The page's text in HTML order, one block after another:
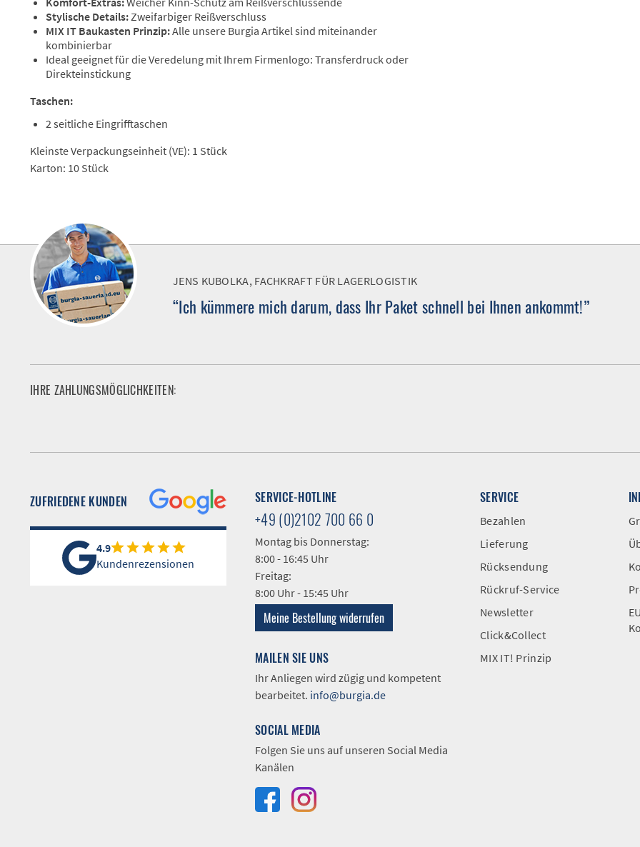
Stylische Details: Zweifarbiger Reißverschluss
MIX IT Baukasten Prinzip:Alle unsere Burgia Artikel sind miteinander
kombinierbar
Ideal geeignet für die Veredelung mit Ihrem Firmenlogo: Transferdruck oder
Direkteinstickung
Taschen:
2 seitliche Eingrifftaschen
Kleinste Verpackungseinheit (VE): 1 Stück
Karton: 10 Stück
JENS KUBOLKA, FACHKRAFT FÜR LAGERLOGISTIK
“Ich kümmere mich darum, dass Ihr Paket schnell bei Ihnen ankommt!”
IHRE ZAHLUNGSMÖGLICHKEITEN:
ZUFRIEDENE KUNDEN
4.9
Kundenrezensionen
SERVICE-HOTLINE
+49 (0)2102 700 66 0
Montag bis Donnerstag:
8:00 - 16:45 Uhr
Freitag:
8:00 Uhr - 15:45 Uhr
Meine Bestellung widerrufen
MAILEN SIE UNS
Ihr Anliegen wird zügig und kompetent
bearbeitet. info@burgia.de
SOCIAL MEDIA
Folgen Sie uns auf unseren Social Media
Kanälen
SERVICE
Bezahlen
Lieferung
Rücksendung
Rückruf-Service
Newsletter
Click&Collect
MIX IT! Prinzip